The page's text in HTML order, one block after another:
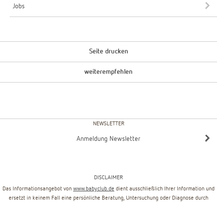
Jobs
Seite drucken
weiterempfehlen
NEWSLETTER
Anmeldung Newsletter
DISCLAIMER
Das Informationsangebot von www.babyclub.de dient ausschließlich Ihrer Information und
ersetzt in keinem Fall eine persönliche Beratung, Untersuchung oder Diagnose durch